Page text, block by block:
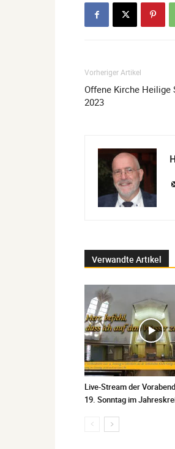
Vorheriger Artikel
Offene Kirche Heilige
2023
Verwandte Artikel
Live-Stream der
19. Sonntag im